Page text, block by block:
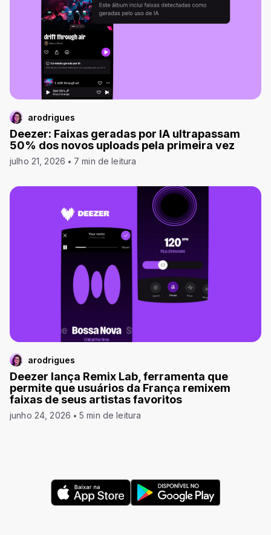
arodrigues
Deezer: Faixas geradas por IA ultrapassam
50% dos novos uploads pela primeira vez
julho 21, 2026 7 min de leitura
arodrigues
Deezer lança Remix Lab, ferramenta que
permite que usuários da França remixem
faixas de seus artistas favoritos
junho 24, 2026 5 min de leitura